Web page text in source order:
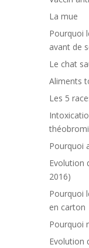
La mue
Pourquoi
avant de
Le chat
Aliments
Les 5
Pourquoi
Evolution
2016)
Pourquoi
en carton
Pourquoi
Evolution